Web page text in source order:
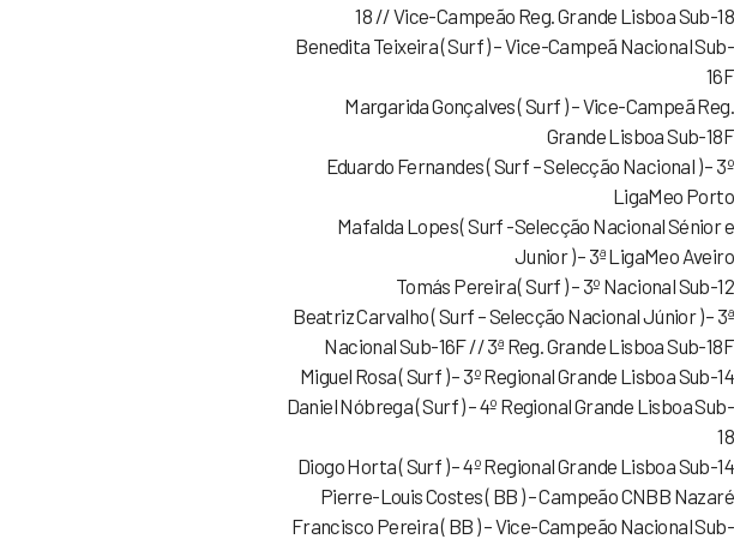
18 // Vice-Campeão Reg. Grande Lisboa Sub-18
Benedita Teixeira ( Surf ) – Vice-Campeã Nacional Sub-
16F
Margarida Gonçalves ( Surf ) – Vice-Campeã Reg.
Grande Lisboa Sub-18F
Eduardo Fernandes ( Surf – Selecção Nacional ) – 3º
LigaMeo Porto
Mafalda Lopes ( Surf -Selecção Nacional Sénior e
Junior ) – 3ª LigaMeo Aveiro
Tomás Pereira ( Surf ) – 3º Nacional Sub-12
Beatriz Carvalho ( Surf – Selecção Nacional Júnior ) – 3ª
Nacional Sub-16F // 3ª Reg. Grande Lisboa Sub-18F
Miguel Rosa ( Surf ) – 3º Regional Grande Lisboa Sub-14
Daniel Nóbrega ( Surf ) – 4º Regional Grande Lisboa Sub-
18
Diogo Horta ( Surf ) – 4º Regional Grande Lisboa Sub-14
Pierre-Louis Costes ( BB ) – Campeão CNBB Nazaré
Francisco Pereira ( BB ) – Vice-Campeão Nacional Sub-